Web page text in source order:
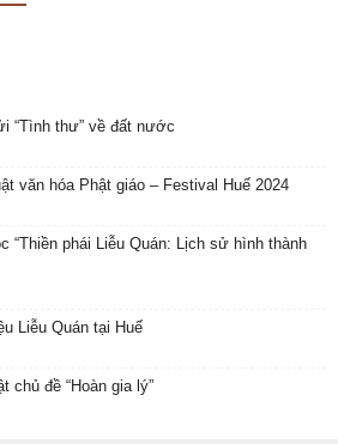
“Tình thư” về đất nước
văn hóa Phật giáo – Festival Huế 2024
“Thiền phái Liễu Quán: Lịch sử hình thành
Liễu Quán tại Huế
chủ đề “Hoàn gia lý”